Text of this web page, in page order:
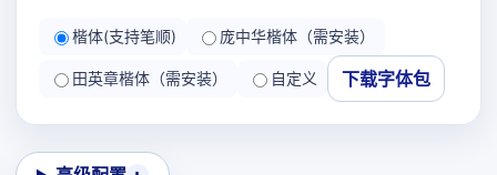
楷体(支持笔顺) 庞中华楷体（需安装）
田英章楷体（需安装） 自定义 下载字体包